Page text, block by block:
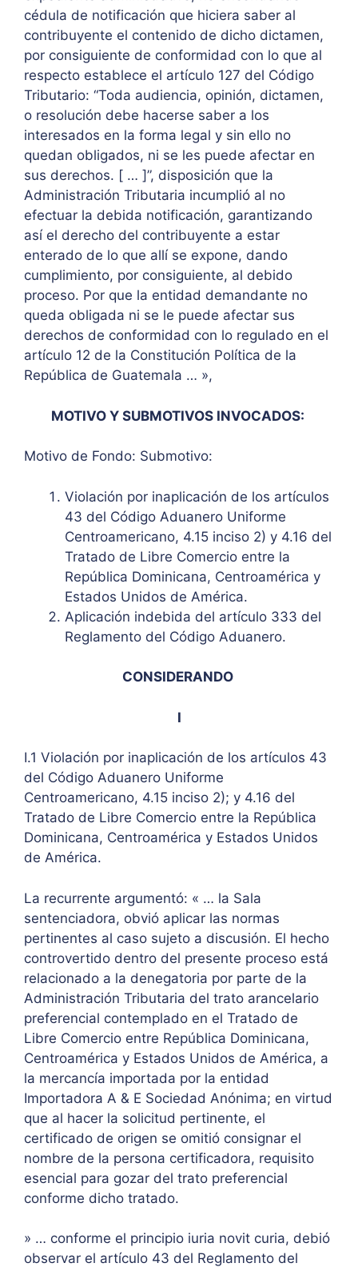
cédula de notificación que hiciera saber al
contribuyente el contenido de dicho dictamen,
por consiguiente de conformidad con lo que al
respecto establece el artículo 127 del Código
Tributario: “Toda audiencia, opinión, dictamen,
o resolución debe hacerse saber a los
interesados en la forma legal y sin ello no
quedan obligados, ni se les puede afectar en
sus derechos. [ … ]”, disposición que la
Administración Tributaria incumplió al no
efectuar la debida notificación, garantizando
así el derecho del contribuyente a estar
enterado de lo que allí se expone, dando
cumplimiento, por consiguiente, al debido
proceso. Por que la entidad demandante no
queda obligada ni se le puede afectar sus
derechos de conformidad con lo regulado en el
artículo 12 de la Constitución Política de la
República de Guatemala … »,
MOTIVO Y SUBMOTIVOS INVOCADOS:
Motivo de Fondo: Submotivo:
Violación por inaplicación de los artículos
43 del Código Aduanero Uniforme
Centroamericano, 4.15 inciso 2) y 4.16 del
Tratado de Libre Comercio entre la
República Dominicana, Centroamérica y
Estados Unidos de América.
Aplicación indebida del artículo 333 del
Reglamento del Código Aduanero.
CONSIDERANDO
I
I.1 Violación por inaplicación de los artículos 43
del Código Aduanero Uniforme
Centroamericano, 4.15 inciso 2); y 4.16 del
Tratado de Libre Comercio entre la República
Dominicana, Centroamérica y Estados Unidos
de América.
La recurrente argumentó: « … la Sala
sentenciadora, obvió aplicar las normas
pertinentes al caso sujeto a discusión. El hecho
controvertido dentro del presente proceso está
relacionado a la denegatoria por parte de la
Administración Tributaria del trato arancelario
preferencial contemplado en el Tratado de
Libre Comercio entre República Dominicana,
Centroamérica y Estados Unidos de América, a
la mercancía importada por la entidad
Importadora A & E Sociedad Anónima; en virtud
que al hacer la solicitud pertinente, el
certificado de origen se omitió consignar el
nombre de la persona certificadora, requisito
esencial para gozar del trato preferencial
conforme dicho tratado.
» … conforme el principio iuria novit curia, debió
observar el artículo 43 del Reglamento del